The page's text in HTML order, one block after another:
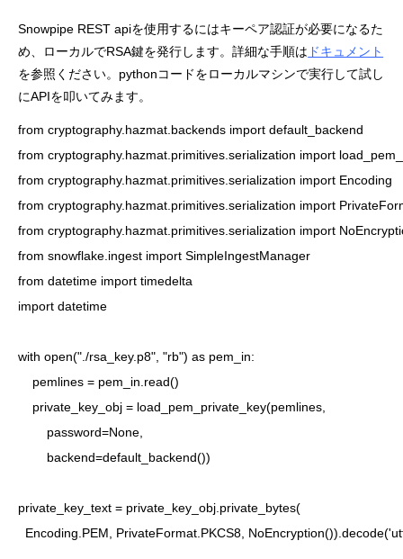
Snowpipe REST apiを使用するにはキーペア認証が必要になるた
め、ローカルでRSA鍵を発行します。詳細な手順は ドキュメント
を参照ください。pythonコードをローカルマシンで実行して試し
にAPIを叩いてみます。
from cryptography.hazmat.backends import default_backend
from cryptography.hazmat.primitives.serialization import
from cryptography.hazmat.primitives.serialization import Encoding
from cryptography.hazmat.primitives.serialization import
from cryptography.hazmat.primitives.serialization import
from snowflake.ingest import SimpleIngestManager
from datetime import timedelta
import datetime
with open("./rsa_key.p8", "rb") as pem_in:
    pemlines = pem_in.read()
    private_key_obj = load_pem_private_key(pemlines,
        password=None,
        backend=default_backend())
private_key_text = private_key_obj.private_bytes(
Encoding.PEM, PrivateFormat.PKCS8,